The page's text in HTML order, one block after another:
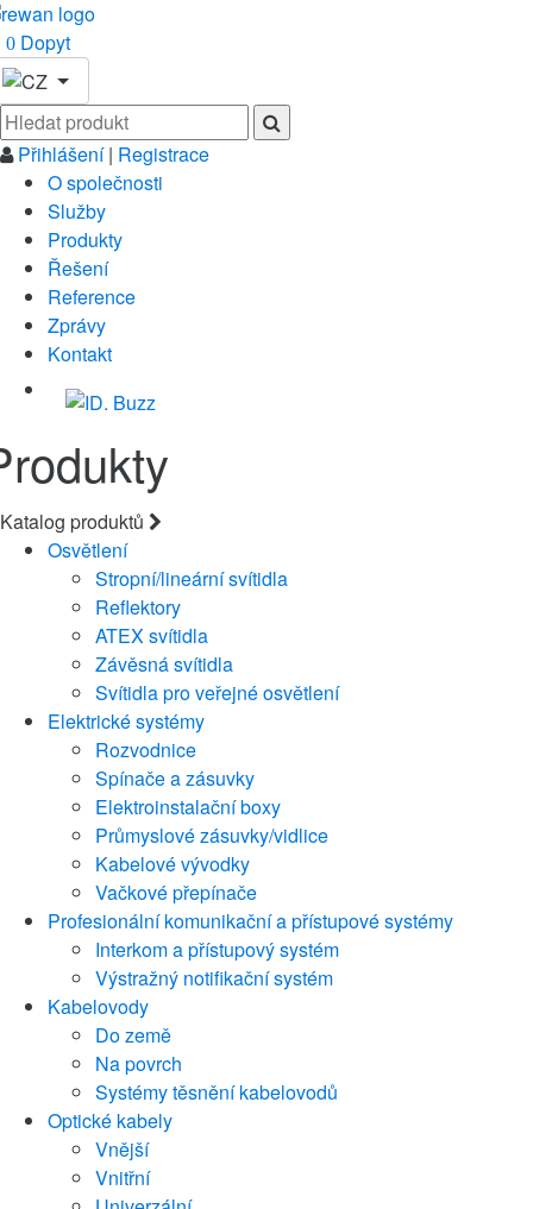
0 Dopyt
Přihlášení| Registrace
O společnosti
Služby
Produkty
Řešení
Reference
Zprávy
Kontakt
Katalog produktů
Osvětlení
Stropní/lineární svítidla
Reflektory
ATEX svítidla
Závěsná svítidla
Svítidla pro veřejné osvětlení
Elektrické systémy
Rozvodnice
Spínače a zásuvky
Elektroinstalační boxy
Průmyslové zásuvky/vidlice
Kabelové vývodky
Vačkové přepínače
Profesionální komunikační a přístupové systémy
Interkom a přístupový systém
Výstražný notifikační systém
Kabelovody
Do země
Na povrch
Systémy těsnění kabelovodů
Optické kabely
Vnější
Vnitřní